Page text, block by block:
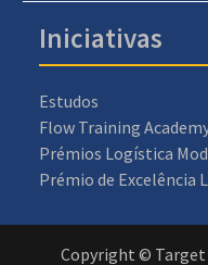
Iniciativas
Estudos
Flow Training
Prémios Logística
Prémio de Excelência
Copyright © Target